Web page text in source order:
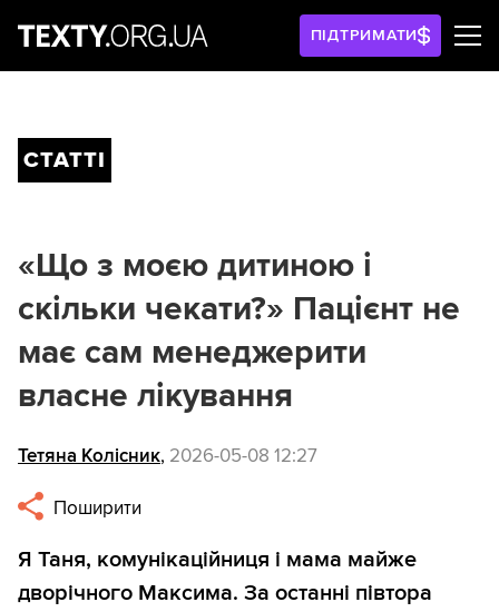
ПІДТРИМАТИ
СТАТТІ
«Що з моєю дитиною і
скільки чекати?» Пацієнт не
має сам менеджерити
власне лікування
Тетяна Колісник, 2026-05-08 12:27
Поширити
Я Таня, комунікаційниця і мама майже
дворічного Максима. За останні півтора